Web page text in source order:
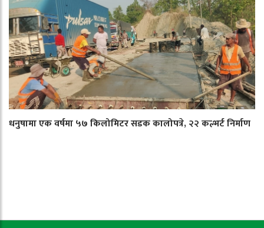
धनुषामा एक वर्षमा ५७ किलोमिटर सडक कालोपत्रे, २२ कल्भर्ट निर्माण